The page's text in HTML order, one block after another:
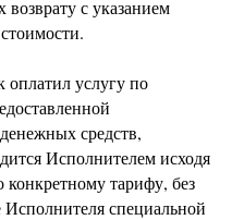
с указанием
оплатил услугу по
средств,
Исполнителем исходя
тарифу, без
Исполнителя специальной